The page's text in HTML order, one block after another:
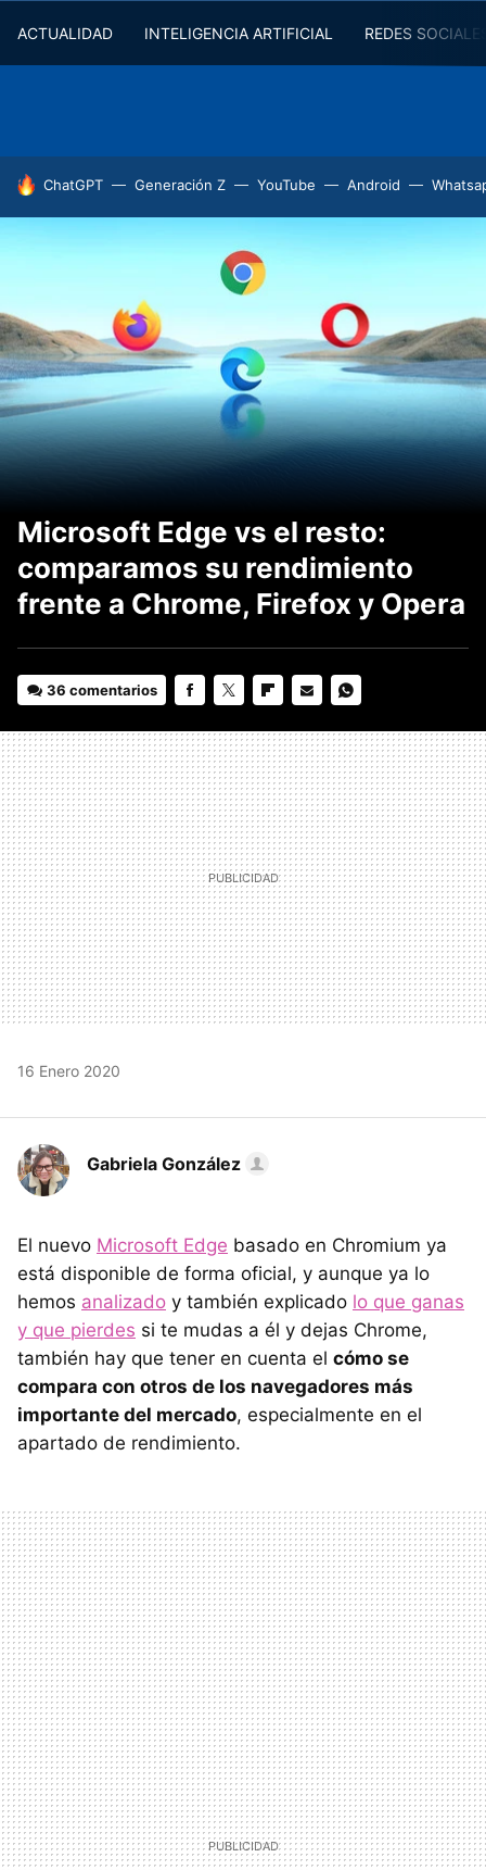
ACTUALIDAD INTELIGENCIA ARTIFICIAL REDES
HOY SE HABLA DE
ChatGPT Generación Z YouTube Android
Microsoft Edge vs el resto:
comparamos su rendimiento
frente a Chrome, Firefox y Opera
36 comentarios
MAIL
16 Enero 2020
Gabriela González
El nuevo Microsoft Edge basado en Chromium ya
está disponible de forma oficial, y aunque ya lo
hemos analizado y también explicado lo que ganas
y que pierdes si te mudas a él y dejas Chrome,
también hay que tener en cuenta el cómo se
compara con otros de los navegadores más
importante del mercado, especialmente en el
apartado de rendimiento.